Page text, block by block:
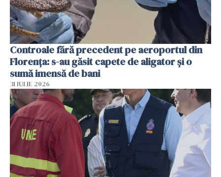
Controale fără precedent pe aeroportul din
Florența: s-au găsit capete de aligator și o
sumă imensă de bani
31 IULIE 2026